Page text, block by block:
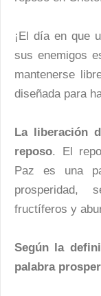
¡El día en que
sus enemigos
mantenerse
diseñada para
La liberación
reposo. El
Paz es una
prosperidad,
fructíferos y
Según la
palabra